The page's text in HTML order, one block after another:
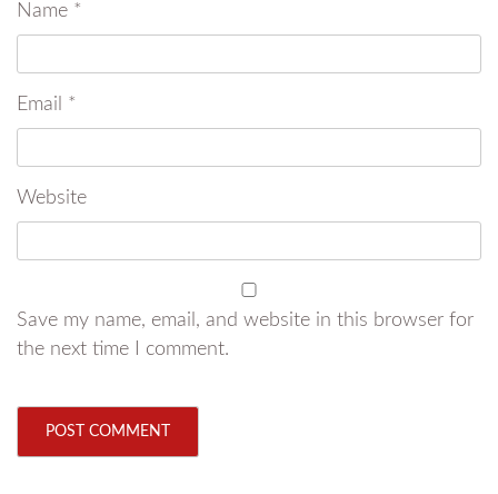
Name *
Email *
Website
Save my name, email, and website in this browser for
the next time I comment.